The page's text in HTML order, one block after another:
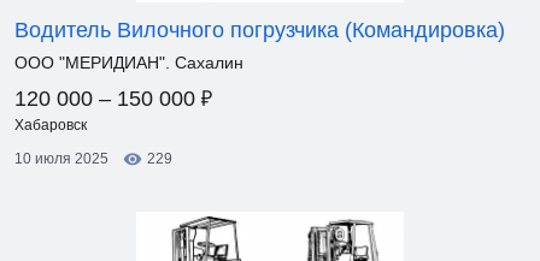
Водитель Вилочного погрузчика (Командировка)
ООО "МЕРИДИАН". Сахалин
120 000 – 150 000 ₽
Хабаровск
10 июля 2025
229